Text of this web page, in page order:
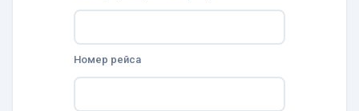
Номер рейса